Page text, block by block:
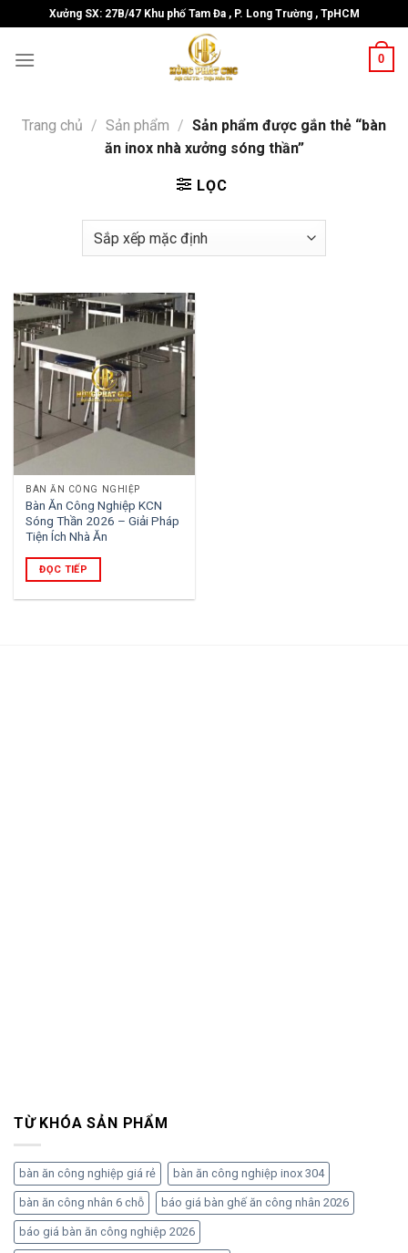
to
content
Xưởng SX: 27B/47 Khu phố Tam Đa , P. Long Trường , TpHCM
0
Trang chủ / Sản phẩm / Sản phẩm được gắn thẻ “bàn
ăn inox nhà xưởng sóng thần”
LỌC
BÀN ĂN CÔNG NGHIỆP
Bàn Ăn Công Nghiệp KCN
Sóng Thần 2026 – Giải Pháp
Tiện Ích Nhà Ăn
ĐỌC TIẾP
TỪ KHÓA SẢN PHẨM
bàn ăn công nghiệp giá rẻ bàn ăn công nghiệp inox 304
bàn ăn công nhân 6 chỗ báo giá bàn ghế ăn công nhân 2026
báo giá bàn ăn công nghiệp 2026